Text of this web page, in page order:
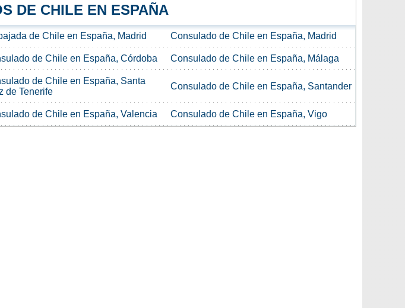
DE CHILE EN ESPAÑA
de Chile en España, Madrid Consulado de Chile en España, Madrid
de Chile en España, Córdoba Consulado de Chile en España, Málaga
de Chile en España, Santa
de Tenerife
Consulado de Chile en España, Santander
de Chile en España, Valencia Consulado de Chile en España, Vigo